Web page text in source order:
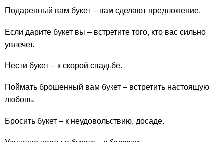
Подаренный вам букет – вам сделают предложение.
Если дарите букет вы – встретите того, кто вас сильно
увлечет.
Нести букет – к скорой свадьбе.
Поймать брошенный вам букет – встретить настоящую
любовь.
Бросить букет – к неудовольствию, досаде.